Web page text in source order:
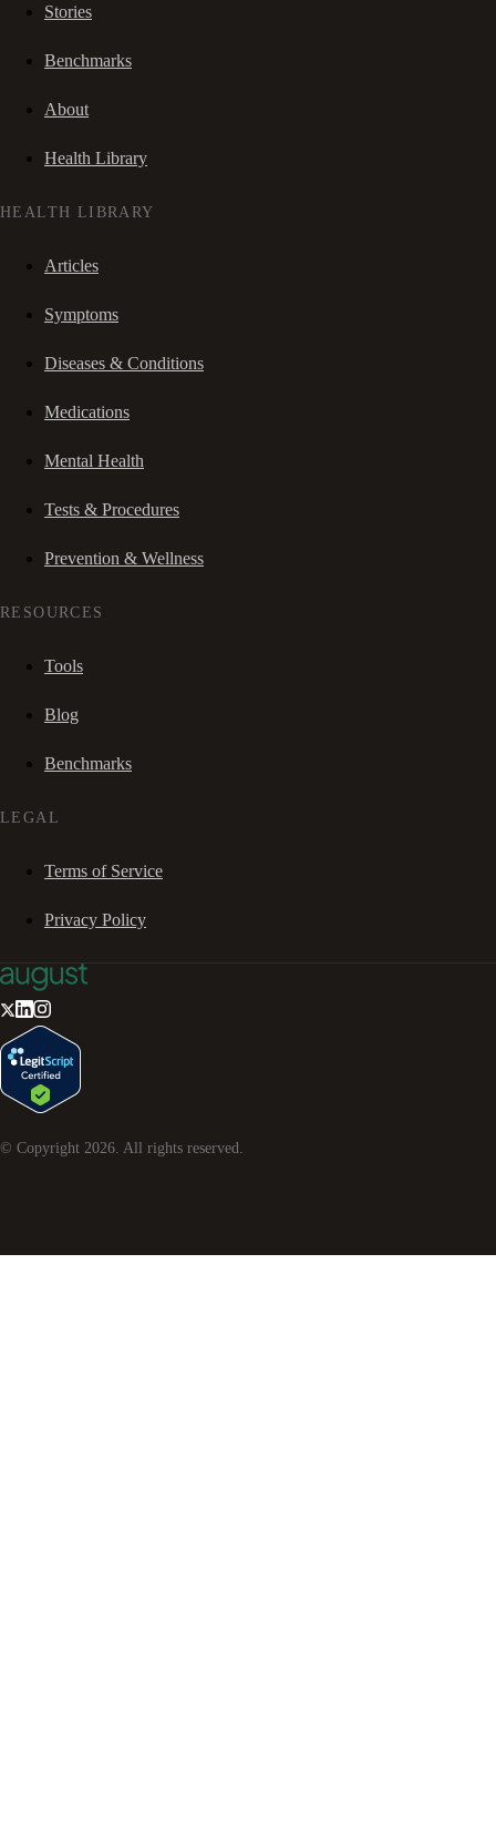
Stories
Benchmarks
About
Health Library
HEALTH LIBRARY
Articles
Symptoms
Diseases & Conditions
Medications
Mental Health
Tests & Procedures
Prevention & Wellness
RESOURCES
Tools
Blog
Benchmarks
LEGAL
Terms of Service
Privacy Policy
© Copyright 2026 . All rights reserved.